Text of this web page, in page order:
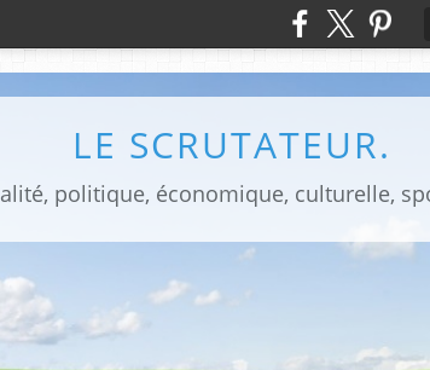
LE SCRUTATEUR.